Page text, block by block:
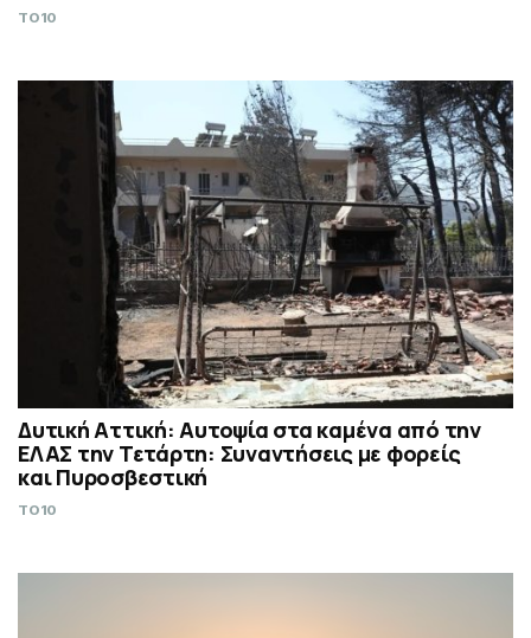
TO10
Δυτική Αττική: Αυτοψία στα καμένα από την
ΕΛΑΣ την Τετάρτη: Συναντήσεις με φορείς
και Πυροσβεστική
TO10